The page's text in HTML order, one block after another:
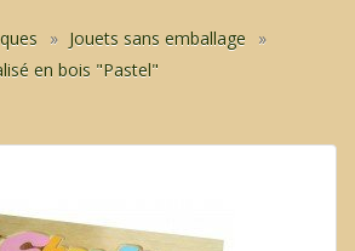
Jouets sans emballage
en bois "Pastel"